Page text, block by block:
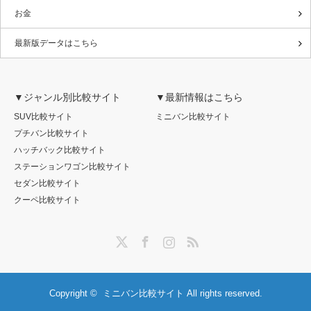
お金
最新版データはこちら
▼ジャンル別比較サイト
SUV比較サイト
プチバン比較サイト
ハッチバック比較サイト
ステーションワゴン比較サイト
セダン比較サイト
クーペ比較サイト
▼最新情報はこちら
ミニバン比較サイト
InstagramRSS
Copyright © ミニバン比較サイト All rights reserved.